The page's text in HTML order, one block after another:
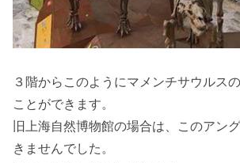
３階からこのようにマメンチサウルス
ことができます。
旧上海自然博物館の場合は、このアン
きませんでした。